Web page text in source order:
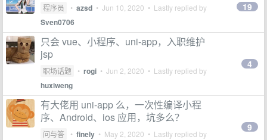
程序员 • azsd • Jun 10, 2020 • Lastly replied by
Sven0706
19
只会 vue、小程序、uni-app，入职维护
jsp
职场话题 • rogi • Jun 2, 2020 • Lastly replied by
huxiweng
4
有大佬用 uni-app 么，一次性编译小程
序、Android、ios 应用，坑多么？
问与答 • finely • May 2, 2020 • Lastly replied by
9